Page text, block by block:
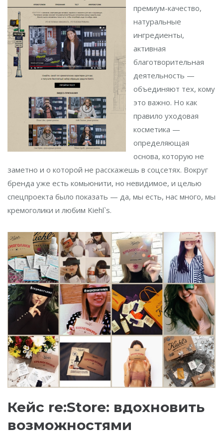
премиум-качество,
натуральные
ингредиенты,
активная
благотворительная
деятельность —
объединяют тех, кому
это важно. Но как
правило уходовая
косметика —
определяющая
основа, которую не
заметно и о которой не расскажешь в соцсетях. Вокруг
бренда уже есть комьюнити, но невидимое, и целью
спецпроекта было показать — да, мы есть, нас много, мы
кремоголики и любим Kiehl`s.
Кейс re:Store: вдохновить
возможностями